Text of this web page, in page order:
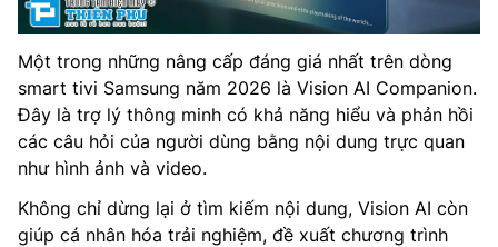
Một trong những nâng cấp đáng giá nhất trên dòng
smart tivi Samsung năm 2026 là Vision AI Companion.
Đây là trợ lý thông minh có khả năng hiểu và phản hồi
các câu hỏi của người dùng bằng nội dung trực quan
như hình ảnh và video.
Không chỉ dừng lại ở tìm kiếm nội dung, Vision AI còn
giúp cá nhân hóa trải nghiệm, đề xuất chương trình